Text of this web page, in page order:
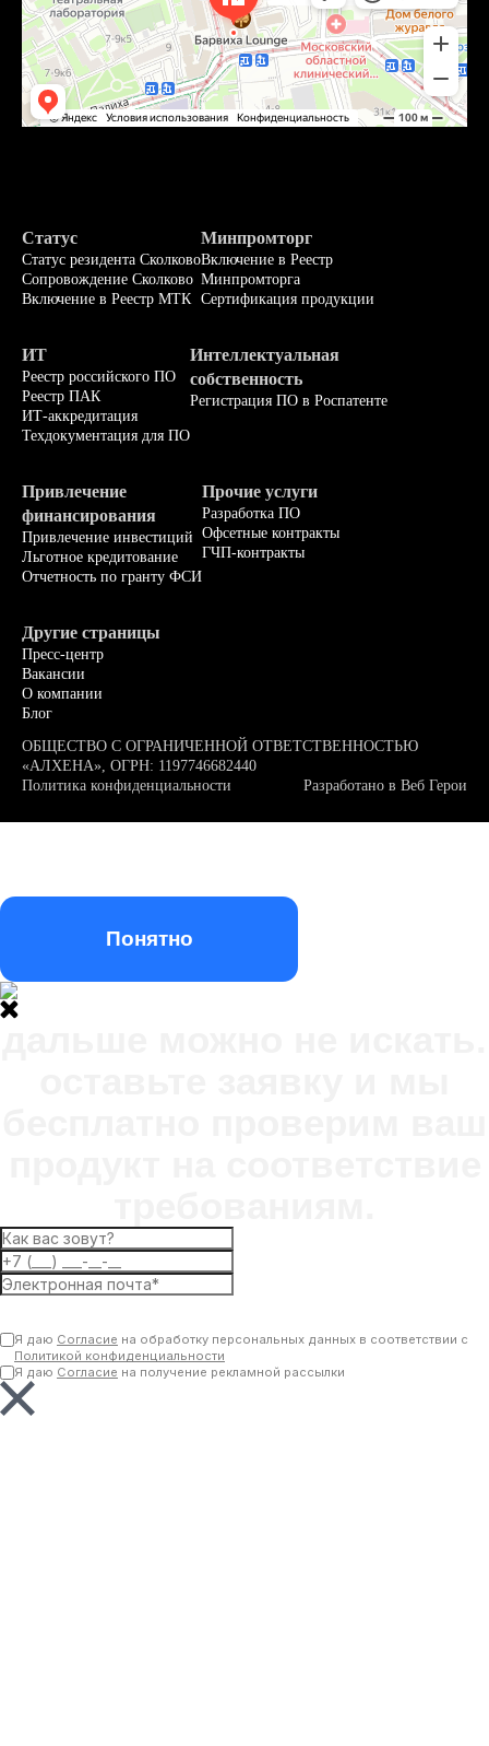
Статус
Статус резидента Сколково
Сопровождение Сколково
Включение в Реестр МТК
Минпромторг
Включение в Реестр
Минпромторга
Сертификация продукции
ИТ
Реестр российского ПО
Реестр ПАК
ИТ-аккредитация
Техдокументация для ПО
Интеллектуальная
собственность
Регистрация ПО в Роспатенте
Привлечение
финансирования
Привлечение инвестиций
Льготное кредитование
Отчетность по гранту ФСИ
Прочие услуги
Разработка ПО
Офсетные контракты
ГЧП-контракты
Другие страницы
Пресс-центр
Вакансии
О компании
Блог
ОБЩЕСТВО С ОГРАНИЧЕННОЙ ОТВЕТСТВЕННОСТЬЮ
«АЛХЕНА», ОГРН: 1197746682440
Политика конфиденциальности
Разработано в Веб Герои
Понятно
Я даю Согласие на обработку персональных данных в соответствии с
Политикой конфиденциальности
Я даю Согласие на получение рекламной рассылки